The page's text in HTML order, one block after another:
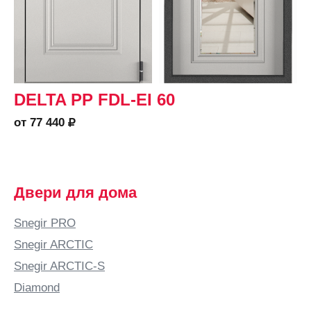
DELTA PP FDL-EI 60
от 77 440
Двери для дома
Snegir PRO
Snegir ARCTIC
Snegir ARCTIC-S
Diamond